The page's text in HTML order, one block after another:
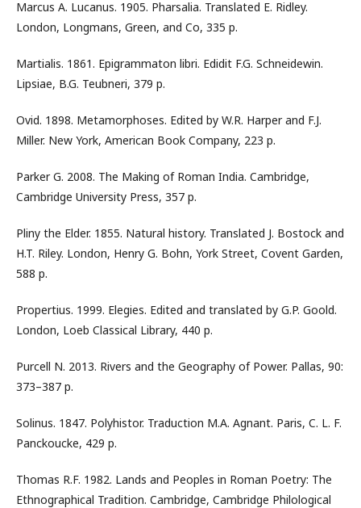
Marcus A. Lucanus. 1905. Pharsalia. Translated E. Ridley.
London, Longmans, Green, and Co, 335 p.
Martialis. 1861. Epigrammaton libri. Edidit F.G. Schneidewin.
Lipsiae, B.G. Teubneri, 379 p.
Ovid. 1898. Metamorphoses. Edited by W.R. Harper and F.J.
Miller. New York, American Book Company, 223 p.
Parker G. 2008. The Making of Roman India. Cambridge,
Cambridge University Press, 357 p.
Pliny the Elder. 1855. Natural history. Translated J. Bostock and
H.T. Riley. London, Henry G. Bohn, York Street, Covent Garden,
588 p.
Propertius. 1999. Elegies. Edited and translated by G.P. Goold.
London, Loeb Classical Library, 440 p.
Purcell N. 2013. Rivers and the Geography of Power. Pallas, 90:
373–387 p.
Solinus. 1847. Polyhistor. Traduction M.A. Agnant. Paris, C. L. F.
Panckoucke, 429 p.
Thomas R.F. 1982. Lands and Peoples in Roman Poetry: The
Ethnographical Tradition. Cambridge, Cambridge Philological